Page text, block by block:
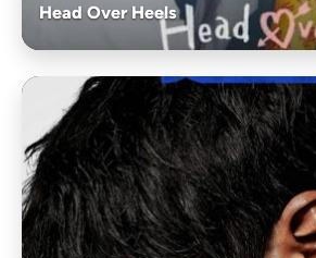
Head Over Heels